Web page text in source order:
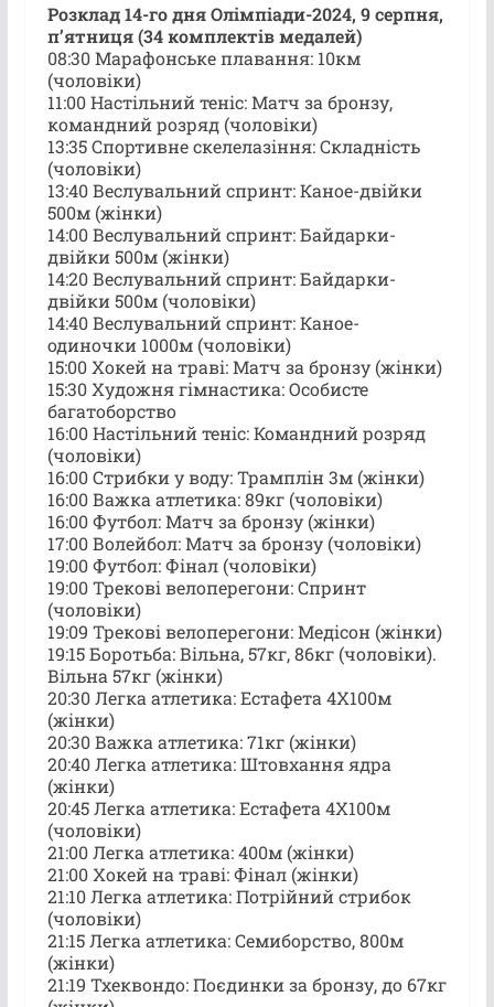
Розклад 14-го дня Олімпіади-2024, 9 серпня,
пʼятниця (34 комплектів медалей)
08:30 Марафонське плавання: 10км
(чоловіки)
11:00 Настільний теніс: Матч за бронзу,
командний розряд (чоловіки)
13:35 Спортивне скелелазіння: Складність
(чоловіки)
13:40 Веслувальний спринт: Каное-двійки
500м (жінки)
14:00 Веслувальний спринт: Байдарки-
двійки 500м (жінки)
14:20 Веслувальний спринт: Байдарки-
двійки 500м (чоловіки)
14:40 Веслувальний спринт: Каное-
одиночки 1000м (чоловіки)
15:00 Хокей на траві: Матч за бронзу (жінки)
15:30 Художня гімнастика: Особисте
багатоборство
16:00 Настільний теніс: Командний розряд
(чоловіки)
16:00 Стрибки у воду: Трамплін 3м (жінки)
16:00 Важка атлетика: 89кг (чоловіки)
16:00 Футбол: Матч за бронзу (жінки)
17:00 Волейбол: Матч за бронзу (чоловіки)
19:00 Футбол: Фінал (чоловіки)
19:00 Трекові велоперегони: Спринт
(чоловіки)
19:09 Трекові велоперегони: Медісон (жінки)
19:15 Боротьба: Вільна, 57кг, 86кг (чоловіки).
Вільна 57кг (жінки)
20:30 Легка атлетика: Естафета 4X100м
(жінки)
20:30 Важка атлетика: 71кг (жінки)
20:40 Легка атлетика: Штовхання ядра
(жінки)
20:45 Легка атлетика: Естафета 4X100м
(чоловіки)
21:00 Легка атлетика: 400м (жінки)
21:00 Хокей на траві: Фінал (жінки)
21:10 Легка атлетика: Потрійний стрибок
(чоловіки)
21:15 Легка атлетика: Семиборство, 800м
(жінки)
21:19 Тхеквондо: Поєдинки за бронзу, до 67кг